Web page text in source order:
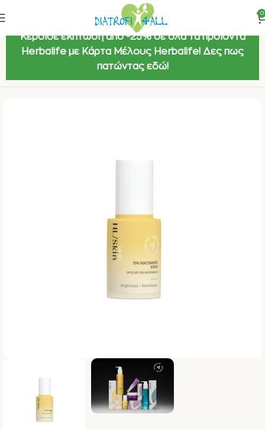
0
Κέρδισε έκπτωση από -25% σε όλα τα προϊόντα
Herbalife με Κάρτα Μέλους Herbalife! Δες πως
πατώντας εδώ!